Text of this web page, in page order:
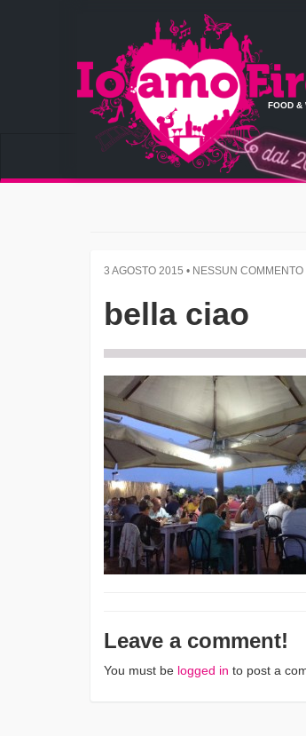
FOOD &
3 AGOSTO 2015 • NESSUN COMMENTO
bella ciao
Leave a comment!
You must be logged in to post a